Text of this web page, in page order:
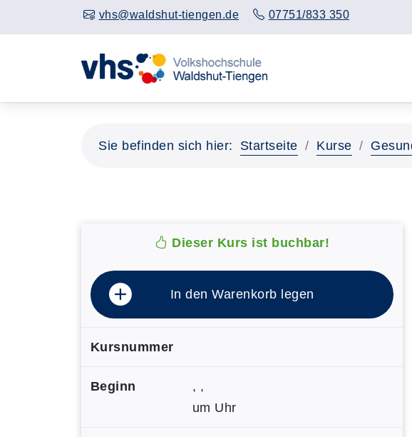
vhs@waldshut-tiengen.de 07751/833 350
Sie befinden sich hier: Startseite Kurse
Dieser Kurs ist buchbar!
In den Warenkorb legen
Kursnummer
Beginn
, ,
um Uhr